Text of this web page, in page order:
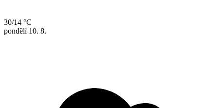
30/14 °C
pondělí 10. 8.